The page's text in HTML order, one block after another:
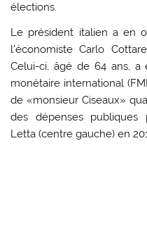
élections.
Le président italien a en
l’économiste Carlo
Celui-ci, âgé de 64 ans, a
monétaire international
de «monsieur Ciseaux»
des dépenses publiques
Letta (centre gauche) en